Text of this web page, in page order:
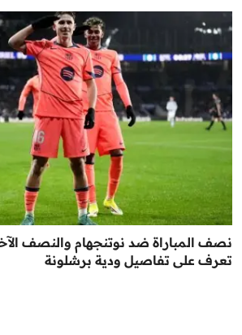
نصف المباراة ضد نوتنجهام والنصف
تعرف على تفاصيل ودية برشلونة